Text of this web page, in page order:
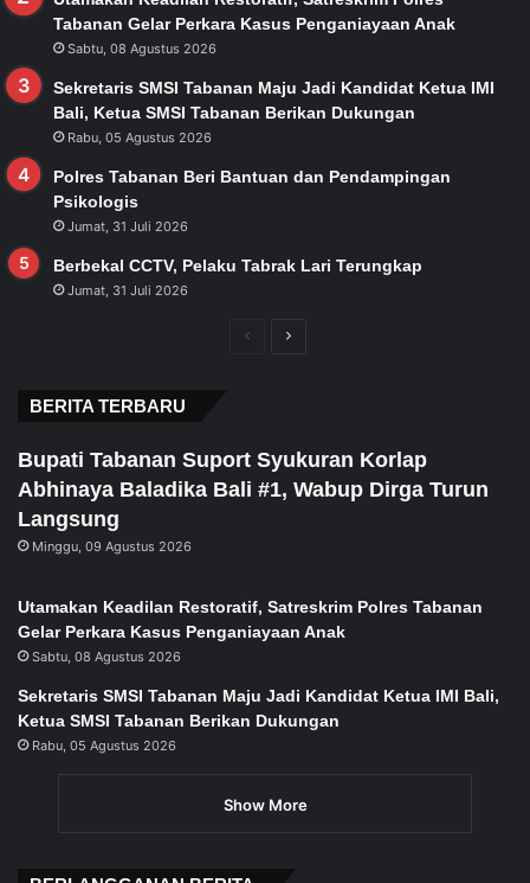
Tabanan Gelar Perkara Kasus Penganiayaan Anak
Sabtu, 08 Agustus 2026
Sekretaris SMSI Tabanan Maju Jadi Kandidat Ketua IMI
Bali, Ketua SMSI Tabanan Berikan Dukungan
Rabu, 05 Agustus 2026
Polres Tabanan Beri Bantuan dan Pendampingan
Psikologis
Jumat, 31 Juli 2026
Berbekal CCTV, Pelaku Tabrak Lari Terungkap
Jumat, 31 Juli 2026
PreviousNext
BERITA TERBARU
Bupati Tabanan Suport Syukuran Korlap
Abhinaya Baladika Bali #1, Wabup Dirga Turun
Langsung
Minggu, 09 Agustus 2026
Utamakan Keadilan Restoratif, Satreskrim Polres Tabanan
Gelar Perkara Kasus Penganiayaan Anak
Sabtu, 08 Agustus 2026
Sekretaris SMSI Tabanan Maju Jadi Kandidat Ketua IMI Bali,
Ketua SMSI Tabanan Berikan Dukungan
Rabu, 05 Agustus 2026
Show More